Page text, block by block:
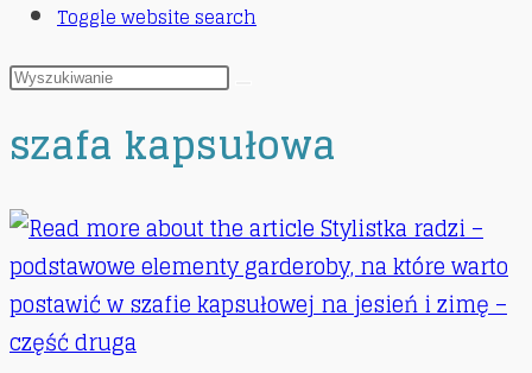
Toggle website search
szafa kapsułowa